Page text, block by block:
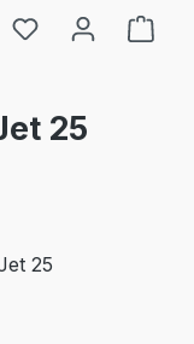
Du hast 0
25